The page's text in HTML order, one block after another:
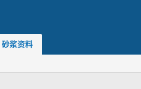
砂浆资料